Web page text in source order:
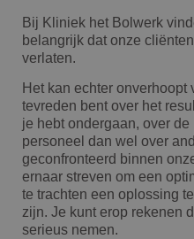
Bij Kliniek het Bolwerk
belangrijk dat onze
verlaten.
Het kan echter onverhoopt
tevreden bent over het
je hebt ondergaan, over
personeel dan wel over
geconfronteerd binnen
ernaar streven om een
te trachten een oplossing
zijn. Je kunt erop rekenen
serieus nemen.